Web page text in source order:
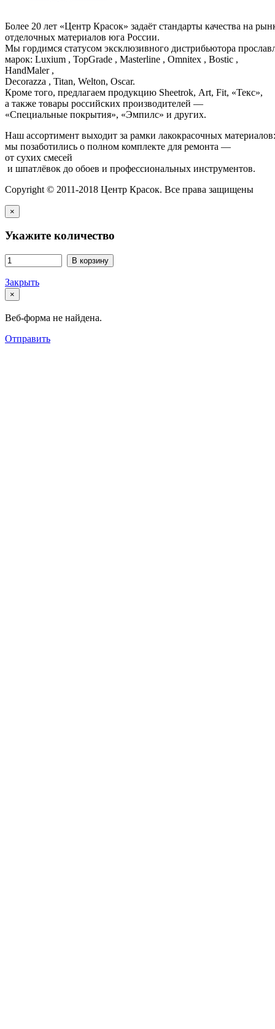
Более 20 лет «Центр Красок» задаёт стандарты качества на
отделочных материалов юга России.
Мы гордимся статусом эксклюзивного дистрибьютора
марок: Luxium , TopGrade , Masterline , Omnitex , Bostic ,
HandMaler ,
Decorazza , Titan, Welton, Oscar.
Кроме того, предлагаем продукцию Sheetrok, Art, Fit, «Текс»,
а также товары российских производителей —
«Специальные покрытия», «Эмпилс» и других.
Наш ассортимент выходит за рамки лакокрасочных
мы позаботились о полном комплекте для ремонта —
от сухих смесей
и шпатлёвок до обоев и профессиональных инструментов.
Copyright © 2011-2018 Центр Красок. Все права защищены
×
Укажите количество
В корзину
Закрыть
×
Веб-форма не найдена.
Отправить